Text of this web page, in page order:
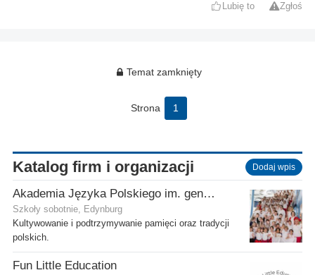
Lubię to Zgłoś
Temat zamknięty
Strona 1
Katalog firm i organizacji Dodaj wpis
Akademia Języka Polskiego im. gen. Stanisława Maczka przy ECP
Szkoły sobotnie, Edynburg
Kultywowanie i podtrzymywanie pamięci oraz tradycji
polskich.
Fun Little Education